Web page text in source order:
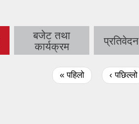
बजेट तथा
कार्यक्रम
प्रतिवेदन
« पहिलो ‹ पछिल्लो